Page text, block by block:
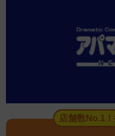
店舗数No.1